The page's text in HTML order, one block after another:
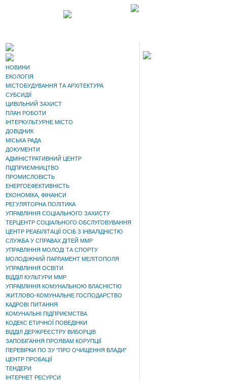
НОВИНИ
ЕКОЛОГІЯ
МІСТОБУДУВАННЯ ТА АРХІТЕКТУРА
СУБСИДІЇ
ЦИВІЛЬНИЙ ЗАХИСТ
ПЛАН РОБОТИ
ІНТЕРКУЛЬТУРНЕ МІСТО
ДОВІДНИК
МІСЬКА РАДА
ДОКУМЕНТИ
АДМІНІСТРАТИВНИЙ ЦЕНТР
ПІДПРИЄМНИЦТВО
ПРОМИСЛОВІСТЬ
ЕНЕРГОЕФЕКТИВНІСТЬ
ЕКОНОМІКА, ФІНАНСИ
РЕГУЛЯТОРНА ПОЛІТИКА
УПРАВЛІННЯ СОЦІАЛЬНОГО ЗАХИСТУ
ТЕРЦЕНТР СОЦІАЛЬНОГО ОБСЛУГОВУВАННЯ
ЦЕНТР РЕАБІЛІТАЦІЇ ОСІБ З ІНВАЛІДНІСТЮ
СЛУЖБА У СПРАВАХ ДІТЕЙ ММР
УПРАВЛІННЯ МОЛОДІ ТА СПОРТУ
МОЛОДІЖНИЙ ПАРЛАМЕНТ МЕЛІТОПОЛЯ
УПРАВЛІННЯ ОСВІТИ
ВІДДІЛ КУЛЬТУРИ ММР
УПРАВЛІННЯ КОМУНАЛЬНОЮ ВЛАСНІСТЮ
ЖИТЛОВО-КОМУНАЛЬНЕ ГОСПОДАРСТВО
КАДРОВІ ПИТАННЯ
КОМУНАЛЬНІ ПІДПРИЄМСТВА
КОДЕКС ЕТИЧНОЇ ПОВЕДІНКИ
ВІДДІЛ ДЕРЖРЕЄСТРУ ВИБОРЦІВ
ЗАПОБІГАННЯ ПРОЯВАМ КОРУПЦІЇ
ПЕРЕВІРКИ ПО ЗУ "ПРО ОЧИЩЕННЯ ВЛАДИ"
ЦЕНТР ПРОБАЦІЇ
ТЕНДЕРИ
ІНТЕРНЕТ РЕСУРСИ